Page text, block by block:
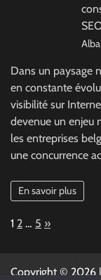
Alba
Dans un paysage
en constante
visibilité sur
devenue un enjeu
les entreprises
une concurrence
En savoir plus
Page:
1 2 … 5 Next
»
Copyright © 2026